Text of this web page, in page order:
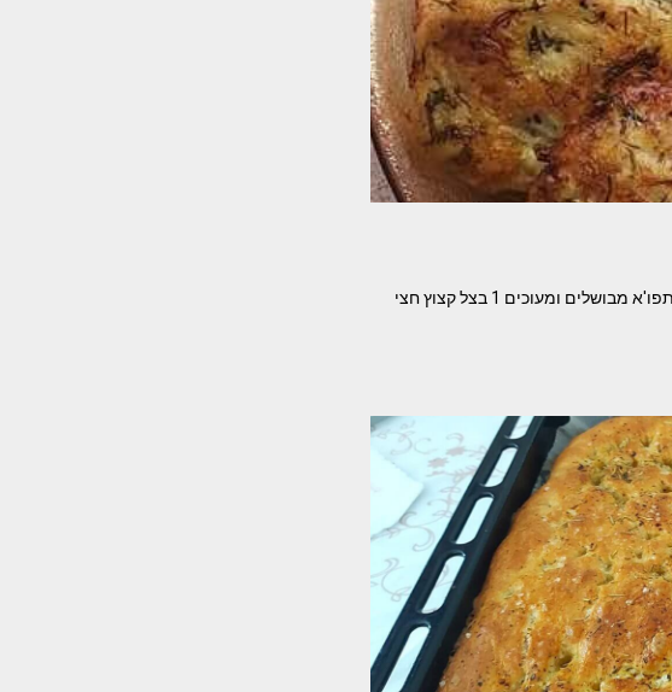
טעימות מאוד וקלות להכנה מאת יפה וקס ברקו לביבות תפו"א ושמיר המצרכים – 4 תפו'א מבושלים ומעוכים 1 בצל קצוץ חצי